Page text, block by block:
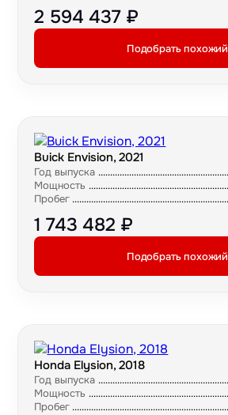
2 594 437 ₽
Подобрать похожий
Buick Envision, 2021
Год выпуска
Мощность
Пробег
1 743 482 ₽
Подобрать похожий
Honda Elysion, 2018
Год выпуска
Мощность
Пробег